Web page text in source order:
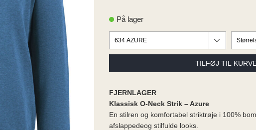
På lager
FJERNLAGER
Klassisk O-Neck Strik – Azure
En stilren og komfortabel striktrøje i 100%
afslappedeog stilfulde looks.